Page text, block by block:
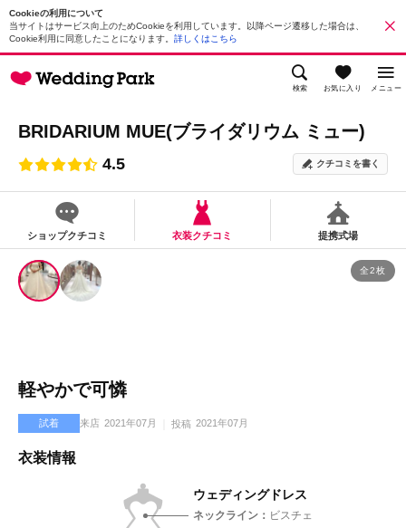
Cookieの利用について
当サイトはサービス向上のためCookieを利用しています。以降ページ遷移した場合は、
Cookie利用に同意したことになります。 詳しくはこちら
検索 お気に入り メニュー
BRIDARIUM MUE(ブライダリウム ミュー)
4.5 クチコミを書く
ショップクチコミ 衣装クチコミ 提携式場
全2枚
軽やかで可憐
試着 来店 2021年07月 投稿 2021年07月
衣装情報
ウェディングドレス
ネックライン
ビスチェ